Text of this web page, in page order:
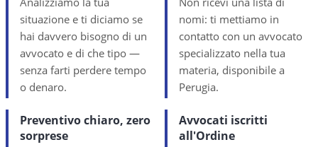
situazione e ti diciamo se
hai davvero bisogno di un
avvocato e di che tipo —
senza farti perdere tempo
o denaro.
nomi: ti mettiamo in
contatto con un avvocato
specializzato nella tua
materia, disponibile a
Perugia.
Preventivo chiaro, zero
sorprese
Avvocati iscritti
all'Ordine